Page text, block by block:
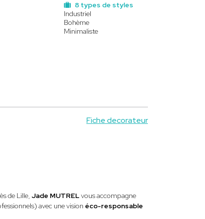
8 types de styles
Industriel
Bohème
Minimaliste
Fiche decorateur
de Lille, Jade MUTRELvous accompagne
avec une vision éco-responsable